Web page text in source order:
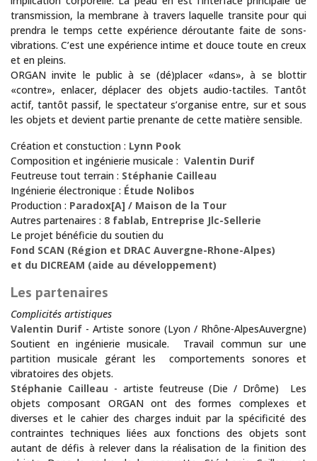
transmission, la membrane à travers laquelle transite pour qui
prendra le temps cette expérience déroutante faite de sons-
vibrations. C’est une expérience intime et douce toute en creux
et en pleins.
ORGAN invite le public à se (dé)placer «dans», à se blottir
«contre», enlacer, déplacer des objets audio-tactiles. Tantôt
actif, tantôt passif, le spectateur s’organise entre, sur et sous
les objets et devient partie prenante de cette matière sensible.
Création et constuction : Lynn Pook
Composition et ingénierie musicale : Valentin Durif
Feutreuse tout terrain : Stéphanie Cailleau
Ingénierie électronique : Étude Nolibos
Production : Paradox[A] / Maison de la Tour
Autres partenaires : 8 fablab, Entreprise Jlc-Sellerie
Le projet bénéficie du soutien du
Fond SCAN (Région et DRAC Auvergne-Rhone-Alpes)
et du DICREAM (aide au développement)
Les partenaires
Complicités artistiques
Valentin Durif - Artiste sonore (Lyon / Rhône-AlpesAuvergne)
Soutient en ingénierie musicale. Travail commun sur une
partition musicale gérant les comportements sonores et
vibratoires des objets.
Stéphanie Cailleau - artiste feutreuse (Die / Drôme) Les
objets composant ORGAN ont des formes complexes et
diverses et le cahier des charges induit par la spécificité des
contraintes techniques liées aux fonctions des objets sont
autant de défis à relever dans la réalisation de la finition des